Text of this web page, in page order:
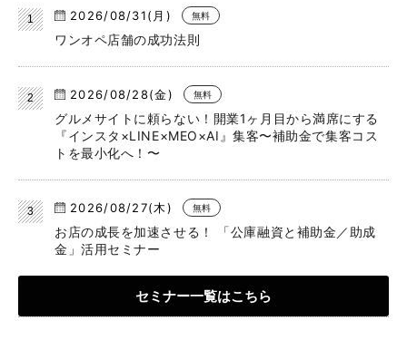
2026/08/31(月) 無料
ワンオペ店舗の成功法則
2026/08/28(金) 無料
グルメサイトに頼らない！開業1ヶ月目から満席にする
『インスタ×LINE×MEO×AI』集客〜補助金で集客コス
トを最小化へ！〜
2026/08/27(木) 無料
お店の成長を加速させる！ 「公庫融資と補助金／助成
金」活用セミナー
セミナー一覧はこちら